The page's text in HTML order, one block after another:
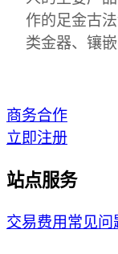
作的足金古
类金器、镶嵌
商务合作
立即注册
站点服务
交易费用常见问